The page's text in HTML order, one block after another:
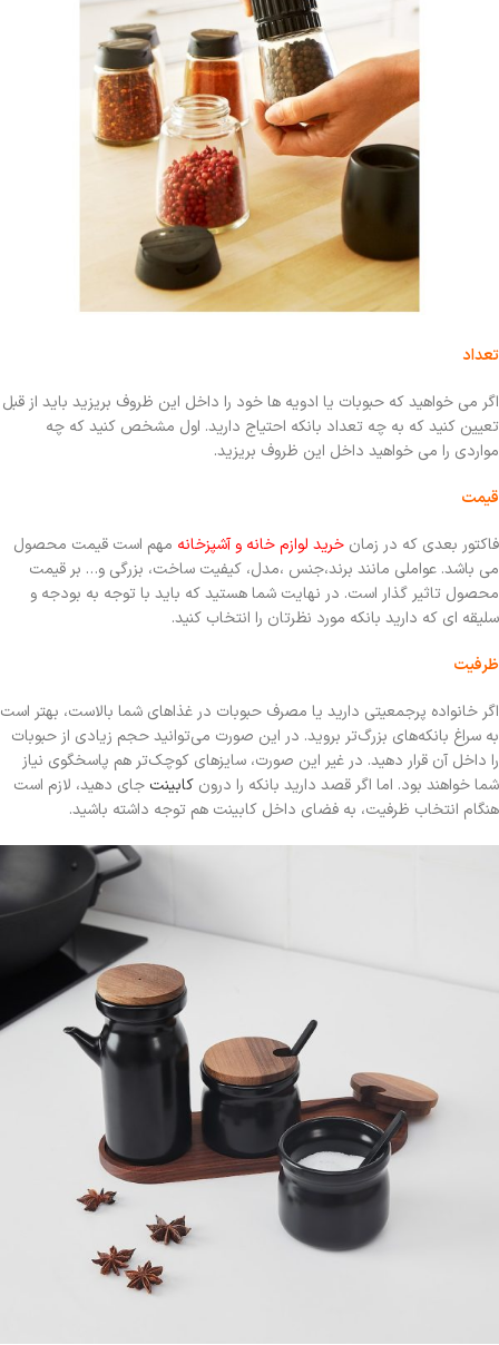
تعداد
اگر می خواهید که حبوبات یا ادویه ها خود را داخل این ظروف بریزید باید از قبل
تعیین کنید که به چه تعداد بانکه احتیاج دارید. اول مشخص کنید که چه
مواردی را می خواهید داخل این ظروف بریزید.
قیمت
فاکتور بعدی که در زمان خرید لوازم خانه و آشپزخانه مهم است قیمت محصول
می باشد. عواملی مانند برند،جنس ،مدل، کیفیت ساخت، بزرگی و… بر قیمت
محصول تاثیر گذار است. در نهایت شما هستید که باید با توجه به بودجه و
سلیقه ای که دارید بانکه مورد نظرتان را انتخاب کنید.
ظرفیت
اگر خانواده پرجمعیتی دارید یا مصرف حبوبات در غذاهای شما بالاست، بهتر است
به سراغ بانکه‌های بزرگ‌تر بروید. در این‌ صورت می‌توانید حجم زیادی از حبوبات
را داخل آن قرار دهید. در غیر این‌ صورت، سایزهای کوچک‌تر هم پاسخگوی نیاز
شما خواهند بود. اما اگر قصد دارید بانکه را درون کابینت جای دهید، لازم است
هنگام انتخاب ظرفیت، به فضای داخل کابینت هم توجه داشته باشید.